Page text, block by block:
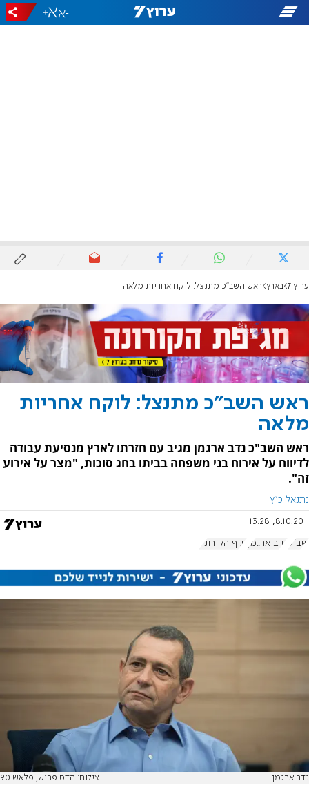
-
+
ערוץ 7 בארץ ראש השב"כ מתנצל: לוקח אחריות מלאה
ראש השב"כ מתנצל: לוקח אחריות
מלאה
ראש השב"כ נדב ארגמן מגיב עם חזרתו לארץ מנסיעת עבודה
לדיווח על אירוח בני משפחה בביתו בחג סוכות, "מצר על אירוע
זה".
נתנאל כ"ץ
8.10.20, 13:28
שב"כ נדב ארגמן נגיף הקורונה
נדב ארגמן צילום: הדס פרוש, פלאש 90